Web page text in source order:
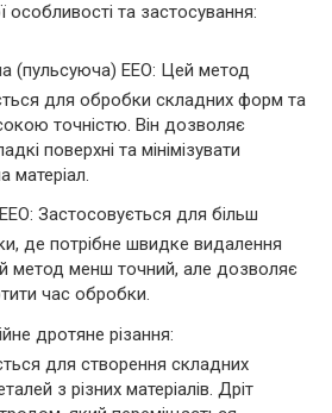
та застосування:
(пульсуюча) ЕЕО: Цей метод
для обробки складних форм та
точністю. Він дозволяє
поверхні та мінімізувати
матеріал.
Застосовується для більш
де потрібне швидке видалення
метод менш точний, але дозволяє
час обробки.
дротяне різання:
для створення складних
з різних матеріалів. Дріт